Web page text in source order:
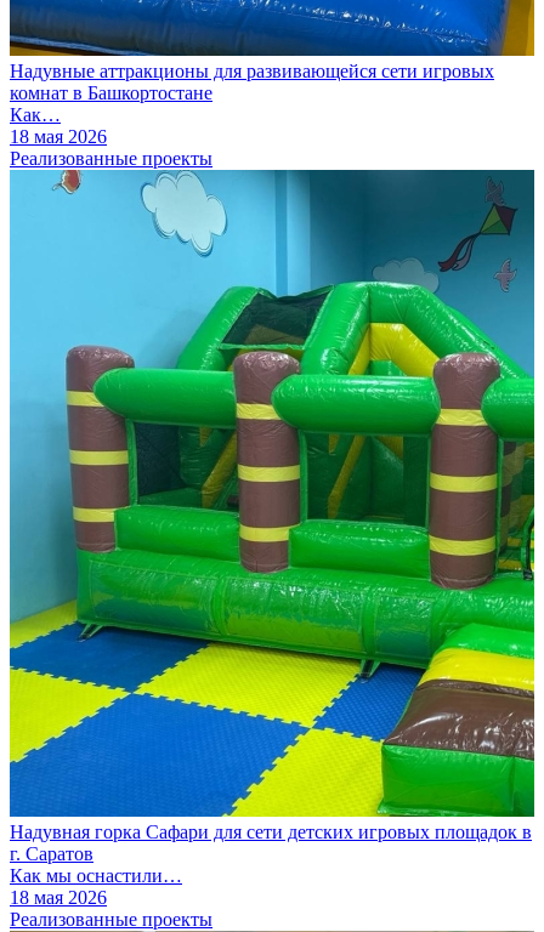
Надувные аттракционы для развивающейся сети игровых
комнат в Башкортостане
Как…
18 мая 2026
Реализованные проекты
Надувная горка Сафари для сети детских игровых площадок в
г. Саратов
Как мы оснастили…
18 мая 2026
Реализованные проекты